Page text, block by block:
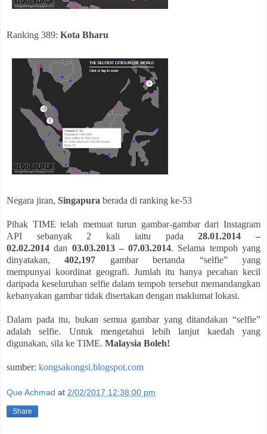
Ranking 389: Kota Bharu
Negara jiran, Singapura berada di ranking ke-53
Pihak TIME telah memuat turun gambar-gambar dari Instagram
API sebanyak 2 kali iaitu pada28.01.2014 –
02.02.2014 dan 03.03.2013 – 07.03.2014. Selama tempoh yang
dinyatakan,402,197 gambar bertanda “selfie” yang
mempunyai koordinat geografi. Jumlah itu hanya pecahan kecil
daripada keseluruhan selfie dalam tempoh tersebut memandangkan
kebanyakan gambar tidak disertakan dengan maklumat lokasi.
Dalam pada itu, bukan semua gambar yang ditandakan “selfie”
adalah selfie. Untuk mengetahui lebih lanjut kaedah yang
digunakan, sila ke TIME. Malaysia Boleh!
sumber: kongsakongsi.blogspot.com
Que Achmad at 2/02/2017 12:38:00 pm
Share